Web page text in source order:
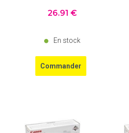
26.91 €
En stock